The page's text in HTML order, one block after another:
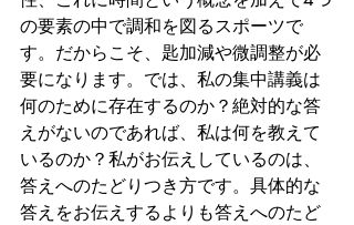
の要素の中で調和を図るスポーツで
す。だからこそ、匙加減や微調整が必
要になります。では、私の集中講義は
何のために存在するのか？絶対的な答
えがないのであれば、私は何を教えて
いるのか？私がお伝えしているのは、
答えへのたどりつき方です。具体的な
答えをお伝えするよりも答えへのたど